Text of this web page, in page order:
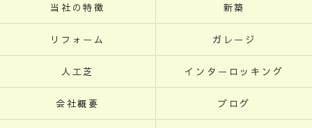
当社の特徴 新築
リフォーム ガレージ
人工芝 インターロッキング
会社概要 ブログ